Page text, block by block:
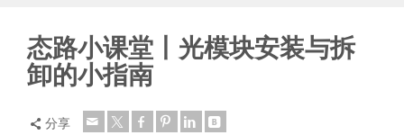
态路小课堂丨光模块安装与拆
卸的小指南
分享